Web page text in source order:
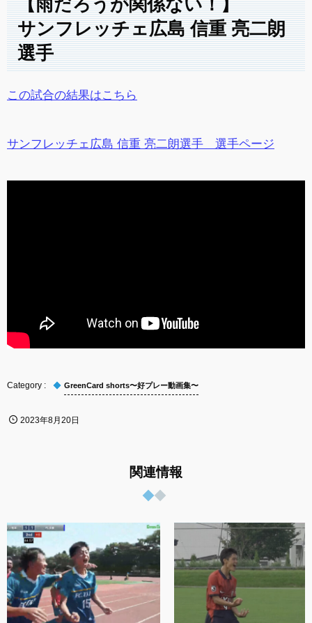
【雨だろうが関係ない！】
サンフレッチェ広島 信重 亮二朗
選手
この試合の結果はこちら
サンフレッチェ広島 信重 亮二朗選手 選手ページ
GreenCard shorts〜好プレー動画集〜
2023年8月20日
関連情報